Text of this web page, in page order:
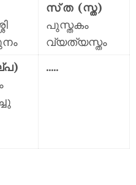
സ് ത (സ്ത)
പുസ്തകം
വ്യത്യസ്തം
.....